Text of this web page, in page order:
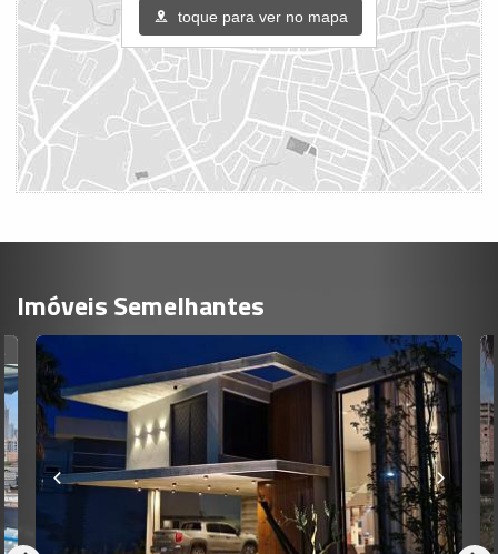
toque para ver no mapa
Imóveis Semelhantes